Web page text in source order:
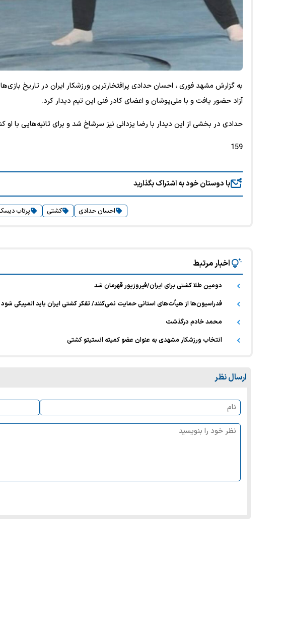
به گزارش مشهد فوری ، احسان حدادی پرافتخارترین ورزشکار ایران در تاریخ
آزاد حضور یافت و با ملی‌پوشان و اعضای کادر فنی این تیم دیدار کرد.
حدادی در بخشی از این دیدار با رضا یزدانی نیز سرشاخ شد و برای ثانیه‌هایی با او
159
با دوستان خود به اشتراک بگذارید
احسان حدادی کشتی پرتاب
اخبار مرتبط
دومین طلا کشتی برای ایران/فیروزپور قهرمان شد
فدراسیون‌ها از هیأت‌های استانی حمایت نمی‌کنند/ تفکر کشتی ایران باید المپیکی شود
محمد خادم درگذشت
انتخاب ورزشکار مشهدی به عنوان عضو کمیته انستیتو کشتی
ارسال نظر